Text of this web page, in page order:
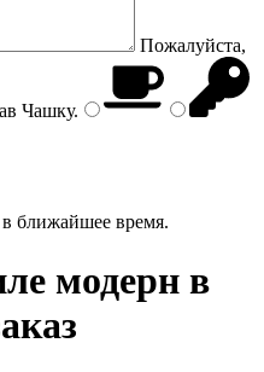
Пожалуйста,
Чашку.
ближайшее время.
модерн в